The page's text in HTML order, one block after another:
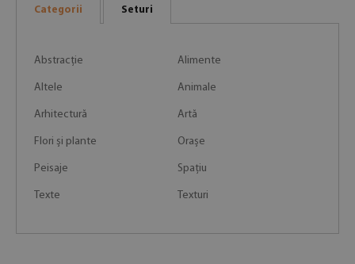
Categorii Seturi
Abstracție Alimente
Altele Animale
Arhitectură Artă
Flori și plante Orașe
Peisaje Spațiu
Texte Texturi